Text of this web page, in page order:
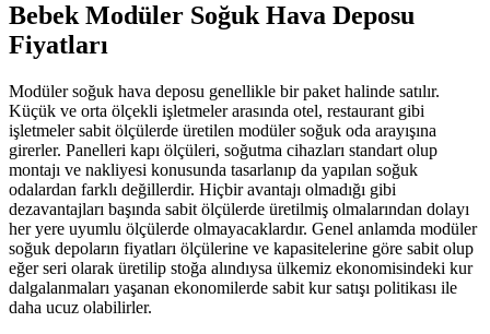
Bebek Modüler Soğuk Hava Deposu
Fiyatları
Modüler soğuk hava deposu genellikle bir paket halinde satılır.
Küçük ve orta ölçekli işletmeler arasında otel, restaurant gibi
işletmeler sabit ölçülerde üretilen modüler soğuk oda arayışına
girerler. Panelleri kapı ölçüleri, soğutma cihazları standart olup
montajı ve nakliyesi konusunda tasarlanıp da yapılan soğuk
odalardan farklı değillerdir. Hiçbir avantajı olmadığı gibi
dezavantajları başında sabit ölçülerde üretilmiş olmalarından dolayı
her yere uyumlu ölçülerde olmayacaklardır. Genel anlamda modüler
soğuk depoların fiyatları ölçülerine ve kapasitelerine göre sabit olup
eğer seri olarak üretilip stoğa alındıysa ülkemiz ekonomisindeki kur
dalgalanmaları yaşanan ekonomilerde sabit kur satışı politikası ile
daha ucuz olabilirler.